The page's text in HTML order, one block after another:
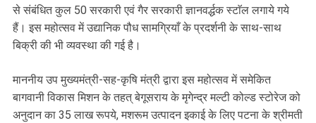
से संबंधित कुल 50 सरकारी एवं गैर सरकारी ज्ञानवर्द्धक स्टाॅल लगाये गये
हैं। इस महोत्सव में उद्यानिक पौध सामग्रियाँ के प्रदर्शनी के साथ-साथ
बिक्री की भी व्यवस्था की गई है।
माननीय उप मुख्यमंत्री-सह-कृषि मंत्री द्वारा इस महोत्सव में समेकित
बागवानी विकास मिशन के तहत् बेगूसराय के मृगेन्द्र मल्टी कोल्ड स्टोरेज को
अनुदान का 35 लाख रूपये, मशरूम उत्पादन इकाई के लिए पटना के श्रीमती